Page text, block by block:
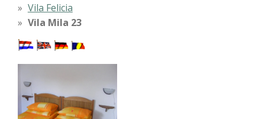
Vila Felicia
Vila Mila 23